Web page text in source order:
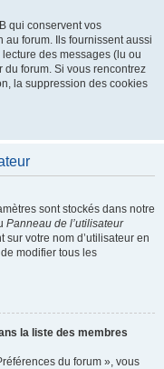
qui conservent vos
au forum. Ils fournissent aussi
des messages (lu ou
forum. Si vous rencontrez
la suppression des cookies
sont stockés dans notre
Panneau de l’utilisateur
votre nom d’utilisateur en
modifier tous les
la liste des membres
du forum », vous